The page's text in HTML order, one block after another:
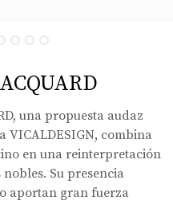
una propuesta audaz
VICALDESIGN, combina
en una reinterpretación
Su presencia
aportan gran fuerza